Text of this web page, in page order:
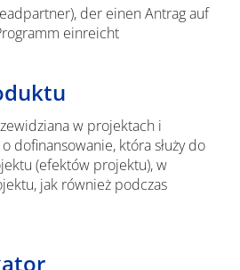
der einen Antrag auf
einreicht
w projektach i
dofinansowanie, która służy do
(efektów projektu), w
jak również podczas